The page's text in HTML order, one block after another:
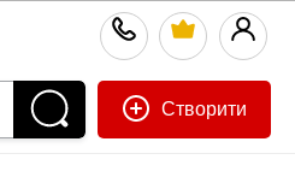
Створити